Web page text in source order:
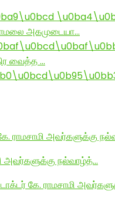
அகமுடையா…
வைத்த …
ராமசாமி அவர்களுக்கு
அவர்களுக்கு நல்வாழ்த்…
கே. ராமசாமி